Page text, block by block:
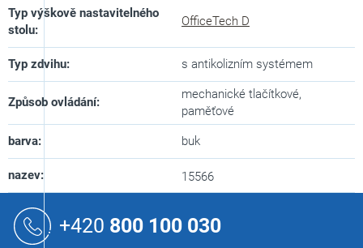
Typ výškově nastavitelného
stolu:
OfficeTech D
Typ zdvihu: s antikolizním systémem
Způsob ovládání:
mechanické tlačítkové,
paměťové
barva: buk
nazev: 15566
+420 800 100 030